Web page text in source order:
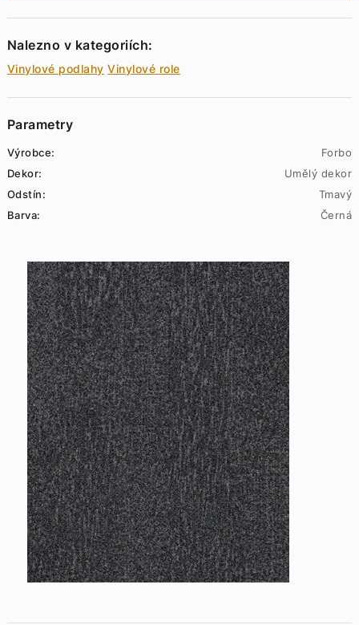
Nalezno v kategoriích:
Vinylové podlahy Vinylové role
Parametry
Výrobce:
Forbo
Dekor:
Umělý dekor
Odstín:
Tmavý
Barva:
Černá